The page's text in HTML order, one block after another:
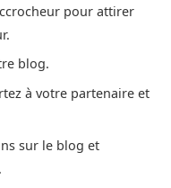
pour attirer
blog.
à votre partenaire et
sur le blog et